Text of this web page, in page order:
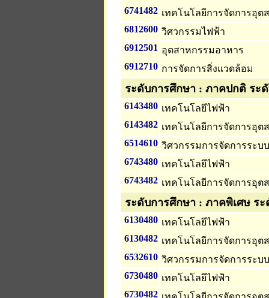
6741482 เทคโนโลยีการจัดการอุต
6812600 วิศวกรรมไฟฟ้า
6912501 อุตสาหกรรมอาหาร
6912710 การจัดการสิ่งแวดล้อม
ระดับการศึกษา : ภาคปกติ ระ
6143480 เทคโนโลยีไฟฟ้า
6143482 เทคโนโลยีการจัดการอุต
6514610 วิศวกรรมการจัดการระบ
6743480 เทคโนโลยีไฟฟ้า
6743482 เทคโนโลยีการจัดการอุต
ระดับการศึกษา : ภาคพิเศษ ร
6130480 เทคโนโลยีไฟฟ้า
6130482 เทคโนโลยีการจัดการอุต
6532610 วิศวกรรมการจัดการระบ
6730480 เทคโนโลยีไฟฟ้า
6730482